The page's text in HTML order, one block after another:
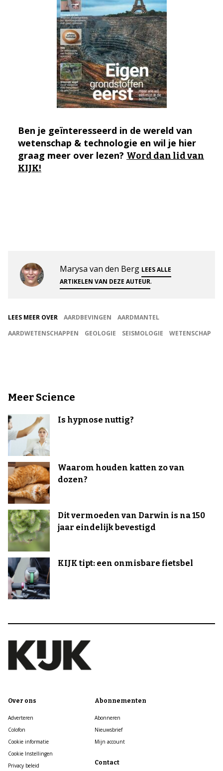
Ben je geïnteresseerd in de wereld van
wetenschap & technologie en wil je hier
graag meer over lezen? Word dan lid van
KIJK!
Marysa van den Berg LEES ALLE
ARTIKELEN VAN DEZE AUTEUR.
LEES MEER OVER AARDBEVINGEN
AARDMANTEL
AARDWETENSCHAPPEN
GEOLOGIE SEISMOLOGIE WETENSCHAP
Meer Science
Is hypnose nuttig?
Waarom houden katten zo van
dozen?
Dit vermoeden van Darwin is na 150
jaar eindelijk bevestigd
KIJK tipt: een onmisbare fietsbel
Over ons
Adverteren
Colofon
Cookie informatie
Cookie Instellingen
Privacy beleid
Abonnementen
Abonneren
Nieuwsbrief
Mijn account
Contact